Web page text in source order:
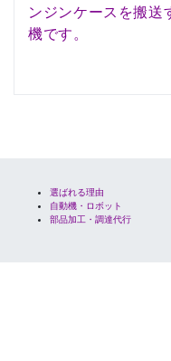
ンジンケースを搬送
機です。
選ばれる理由
自動機・ロボット
部品加工・調達代行